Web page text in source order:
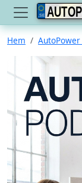
Hem AutoPower